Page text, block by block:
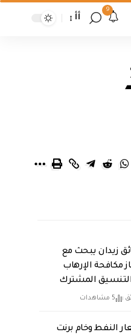
9
أأ
زيدان يبحث مع
مكافحة الإرهاب
المشترك
5 مشاهدات
النفط وخام برنت